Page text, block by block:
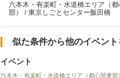
六本木・有楽町・水道橋エリア（都
部） / 東京しごとセンター飯田橋
似た条件から他のイベン
イベント
六本木・有楽町・水道橋エリア（都心部東部